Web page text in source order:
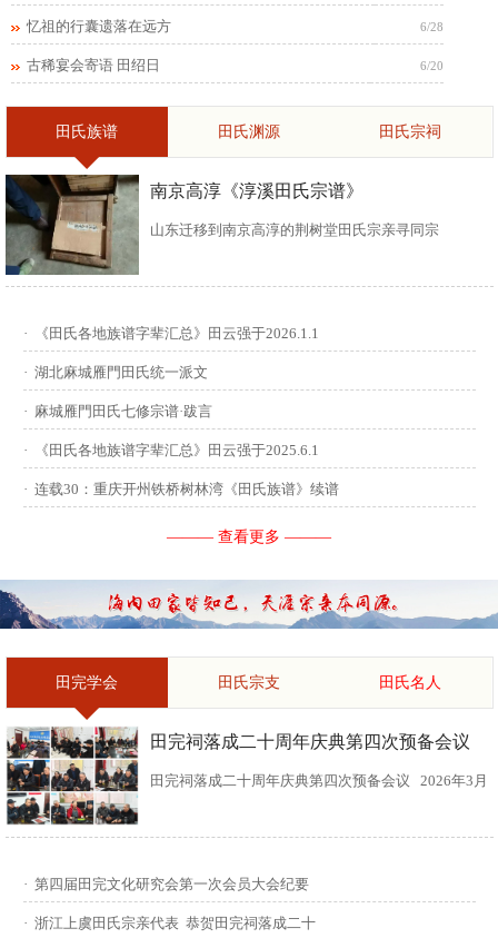
忆祖的行囊遗落在远方 6/28
古稀宴会寄语 田绍日 6/20
田氏族谱 田氏渊源 田氏宗祠
南京高淳《淳溪田氏宗谱》
山东迁移到南京高淳的荆树堂田氏宗亲寻同宗
· 《田氏各地族谱字辈汇总》田云强于2026.1.1
· 湖北麻城雁門田氏统一派文
· 麻城雁門田氏七修宗谱·跋言
· 《田氏各地族谱字辈汇总》田云强于2025.6.1
· 连载30：重庆开州铁桥树林湾《田氏族谱》续谱
——— 查看更多 ———
田完学会 田氏宗支 田氏名人
田完祠落成二十周年庆典第四次预备会议
田完祠落成二十周年庆典第四次预备会议 2026年3月
祖”第四次预备会议。 常务副会长田传灿宗亲主持会
· 第四届田完文化研究会第一次会员大会纪要
· 浙江上虞田氏宗亲代表 恭贺田完祠落成二十